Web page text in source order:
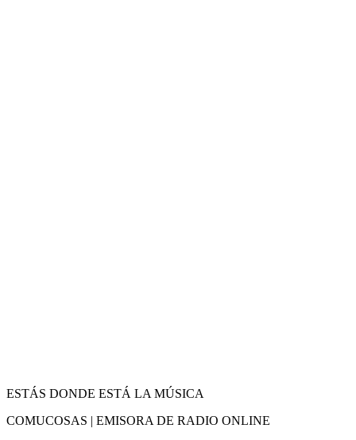
ESTÁS DONDE ESTÁ LA MÚSICA
COMUCOSAS | EMISORA DE RADIO ONLINE